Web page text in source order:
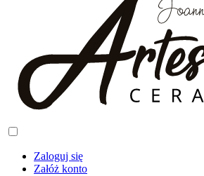
Zaloguj się
Załóż konto